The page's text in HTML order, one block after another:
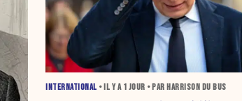
INTERNATIONAL • IL Y A 1 JOUR • PAR HARRISON DU BUS